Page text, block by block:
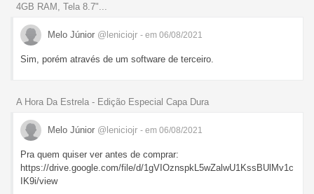
4GB RAM, Tela 8.7"...
Melo Júnior @leniciojr - em 06/08/2021
Sim, porém através de um software de terceiro.
A Hora Da Estrela - Edição Especial Capa Dura
Melo Júnior @leniciojr - em 06/08/2021
Pra quem quiser ver antes de comprar:
https://drive.google.com/file/d/1gVIOznspkL5wZalwU1KssBUlMv1c
IK9i/view